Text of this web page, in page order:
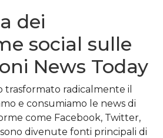
dei
social sulle
News Today
trasformato radicalmente il
e consumiamo le news di
come Facebook, Twitter,
divenute fonti principali di